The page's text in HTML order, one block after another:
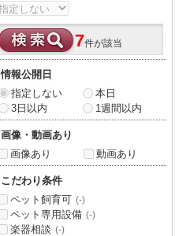
7件が該当
情報公開日
指定しない
本日
3日以内
1週間以内
画像・動画あり
画像あり
動画あり
こだわり条件
ペット飼育可 (-)
ペット専用設備 (-)
楽器相談 (-)